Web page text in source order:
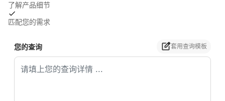
了解产品细节
匹配您的需求
您的查询 套用查询模板